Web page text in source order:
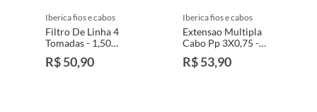
iberica fios e cabos
Filtro De Linha 4
Tomadas - 1,50
Metros IBERICA
FIOS E CABOS
R$ 50,90
iberica fios e cabos
Extensao Multipla
Cabo Pp 3X0,75 - 3
Metros - 10
Amperes
R$ 53,90